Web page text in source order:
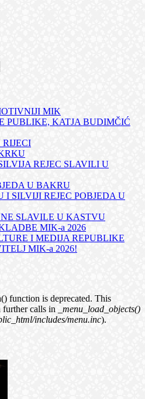
MIK
PUBLIKE, KATJA BUDIMČIĆ
REJEC SLAVILI U
U BAKRU
SILVIJI REJEC POBJEDA U
SLAVILE U KASTVU
MIK-a 2026
I MEDIJA REPUBLIKE
MIK-a 2026!
function is deprecated. This
further calls in
_menu_load_objects()
includes/menu.inc).